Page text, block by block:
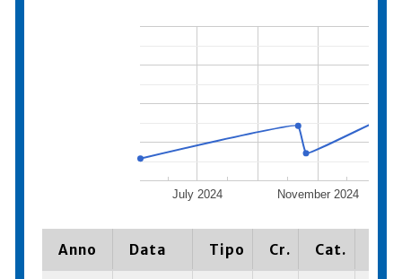
July 2024 November 2024
Anno Data Tipo Cr. Cat.